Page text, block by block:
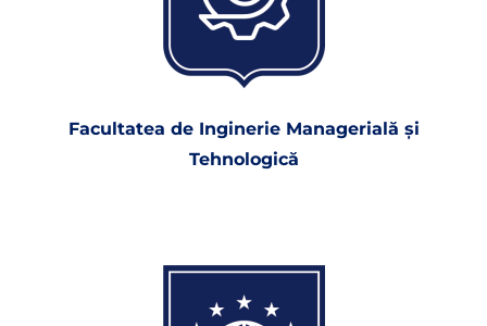
Facultatea de Inginerie Managerială și
Tehnologică